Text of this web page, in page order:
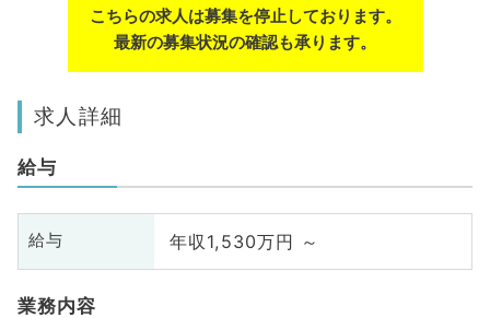
こちらの求人は募集を停止しております。
最新の募集状況の確認も承ります。
求人詳細
給与
給与 年収1,530万円 ～
業務内容